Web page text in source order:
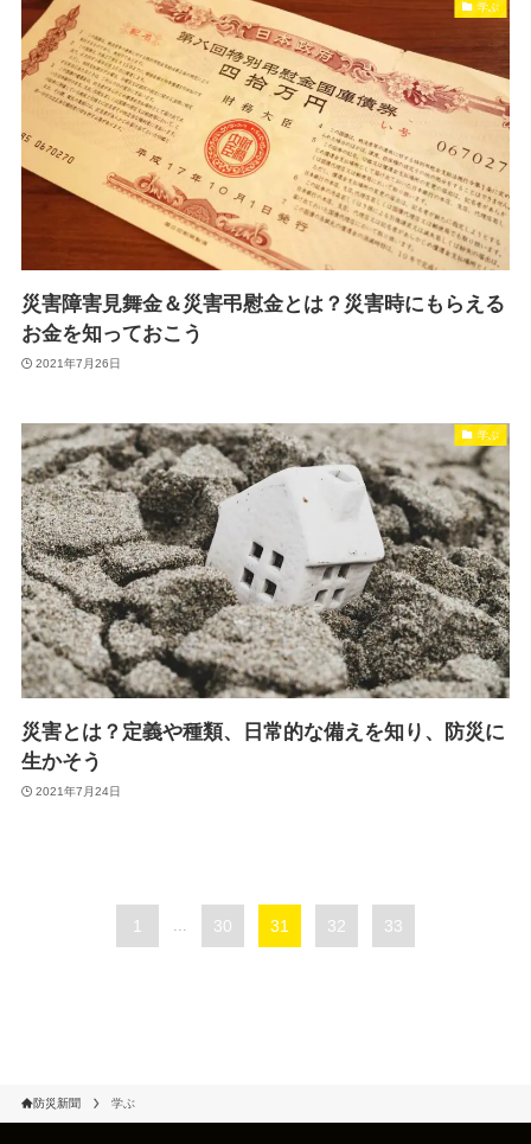
学ぶ
災害障害見舞金＆災害弔慰金とは？災害時にもらえる
お金を知っておこう
2021年7月26日
学ぶ
災害とは？定義や種類、日常的な備えを知り、防災に
生かそう
2021年7月24日
1 ... 30 31 32 33
防災新聞 学ぶ